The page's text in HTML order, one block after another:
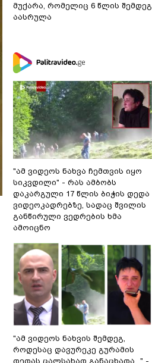
მუქარა, რომელიც 6 წლის შემდეგ
აასრულა
"ამ ვიდეოს ნახვა ჩემთვის იყო
სიკვდილი" - რას ამბობს
დაკარგული 17 წლის ბიჭის დედა
ვიდეოკადრებზე, სადაც შვილის
განწირული ვედრების ხმა
ამოიცნო
"ამ ვიდეოს ნახვის შემდეგ,
როდესაც დავურეკე გურამის
დედას ცალსახად განაცხადა..." -